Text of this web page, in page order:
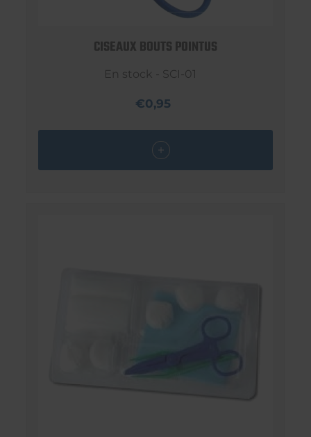
CISEAUX BOUTS POINTUS
En stock - SCI-01
€0,95